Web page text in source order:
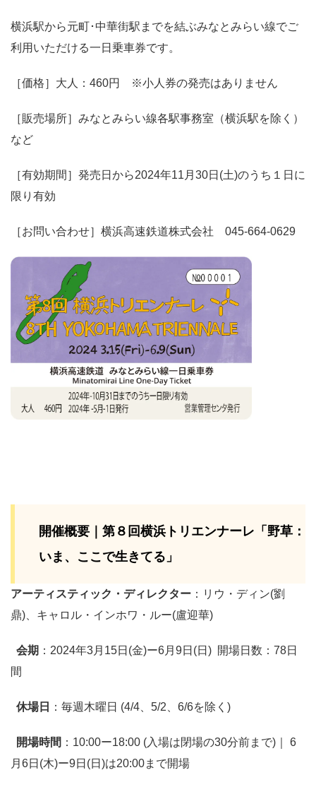
横浜駅から元町･中華街駅までを結ぶみなとみらい線でご
利用いただける一日乗車券です。
［価格］大人：460円 ※小人券の発売はありません
［販売場所］みなとみらい線各駅事務室（横浜駅を除く）
など
［有効期間］発売日から2024年11月30日(土)のうち１日に
限り有効
［お問い合わせ］横浜高速鉄道株式会社 045-664-0629
開催概要｜第８回横浜トリエンナーレ「野草：
いま、ここで生きてる」
アーティスティック・ディレクター ：リウ・ディン(劉
鼎)、キャロル・インホワ・ルー(盧迎華)
会期 ：2024年3月15日(金)ー6月9日(日) 開場日数：78日
間
休場日 ：毎週木曜日 (4/4、5/2、6/6を除く)
開場時間 ：10:00ー18:00 (入場は閉場の30分前まで)｜ 6
月6日(木)ー9日(日)は20:00まで開場